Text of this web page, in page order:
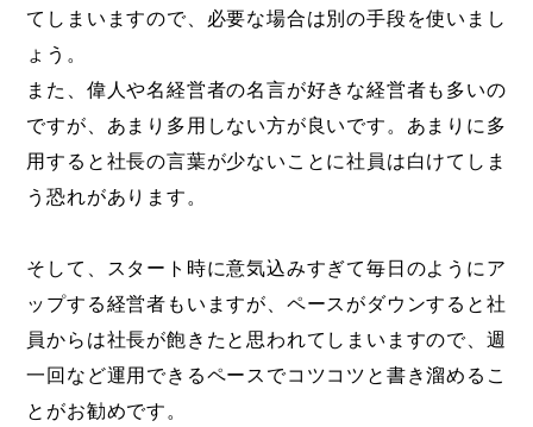
てしまいますので、必要な場合は別の手段を使いまし
ょう。
また、偉人や名経営者の名言が好きな経営者も多いの
ですが、あまり多用しない方が良いです。あまりに多
用すると社長の言葉が少ないことに社員は白けてしま
う恐れがあります。
そして、スタート時に意気込みすぎて毎日のようにア
ップする経営者もいますが、ペースがダウンすると社
員からは社長が飽きたと思われてしまいますので、週
一回など運用できるペースでコツコツと書き溜めるこ
とがお勧めです。